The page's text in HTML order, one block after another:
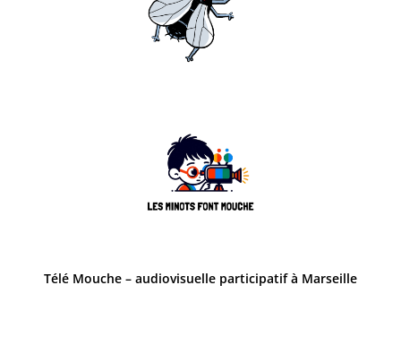
Télé Mouche – audiovisuelle participatif à Marseille